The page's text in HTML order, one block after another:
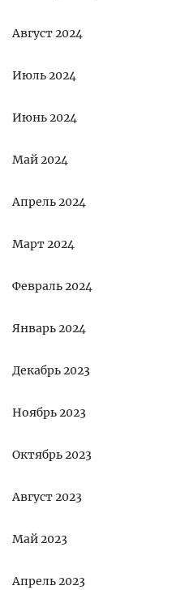
Август 2024
Июль 2024
Июнь 2024
Май 2024
Апрель 2024
Март 2024
Февраль 2024
Январь 2024
Декабрь 2023
Ноябрь 2023
Октябрь 2023
Август 2023
Май 2023
Апрель 2023